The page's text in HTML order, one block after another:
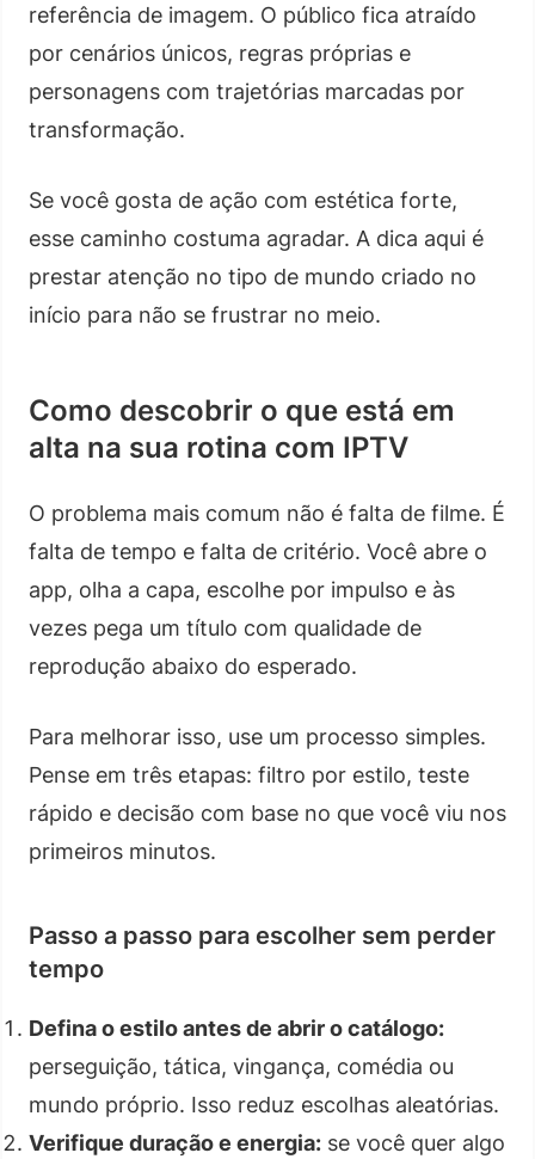
referência de imagem. O público fica atraído
por cenários únicos, regras próprias e
personagens com trajetórias marcadas por
transformação.
Se você gosta de ação com estética forte,
esse caminho costuma agradar. A dica aqui é
prestar atenção no tipo de mundo criado no
início para não se frustrar no meio.
Como descobrir o que está em
alta na sua rotina com IPTV
O problema mais comum não é falta de filme. É
falta de tempo e falta de critério. Você abre o
app, olha a capa, escolhe por impulso e às
vezes pega um título com qualidade de
reprodução abaixo do esperado.
Para melhorar isso, use um processo simples.
Pense em três etapas: filtro por estilo, teste
rápido e decisão com base no que você viu nos
primeiros minutos.
Passo a passo para escolher sem perder
tempo
Defina o estilo antes de abrir o catálogo:
perseguição, tática, vingança, comédia ou
mundo próprio. Isso reduz escolhas aleatórias.
Verifique duração e energia: se você quer algo